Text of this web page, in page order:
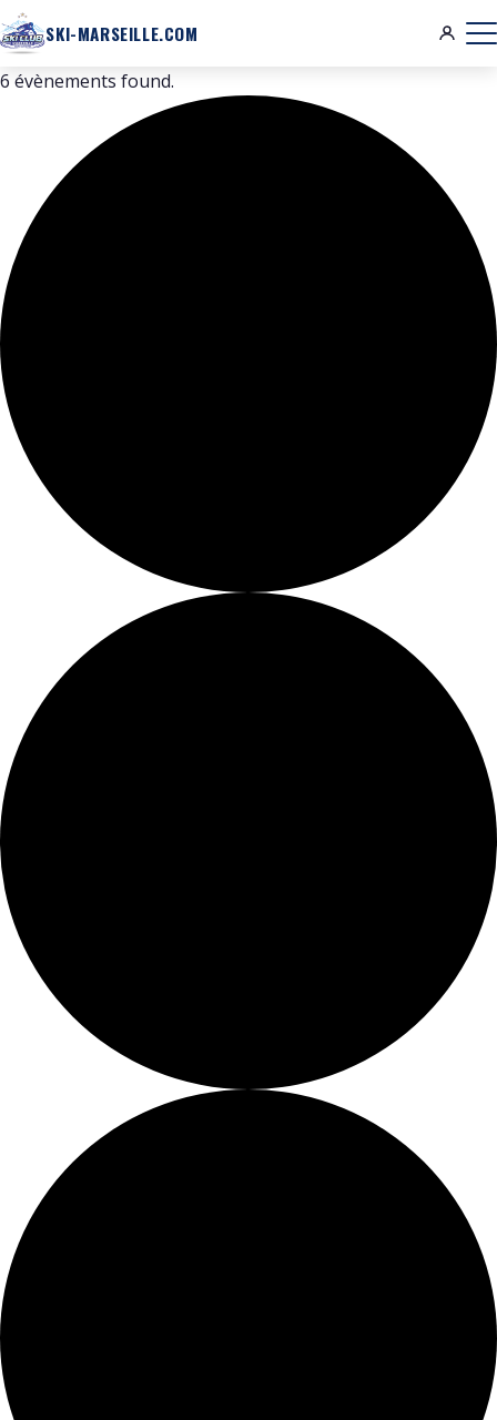
SKI-MARSEILLE.COM
6 évènements found.